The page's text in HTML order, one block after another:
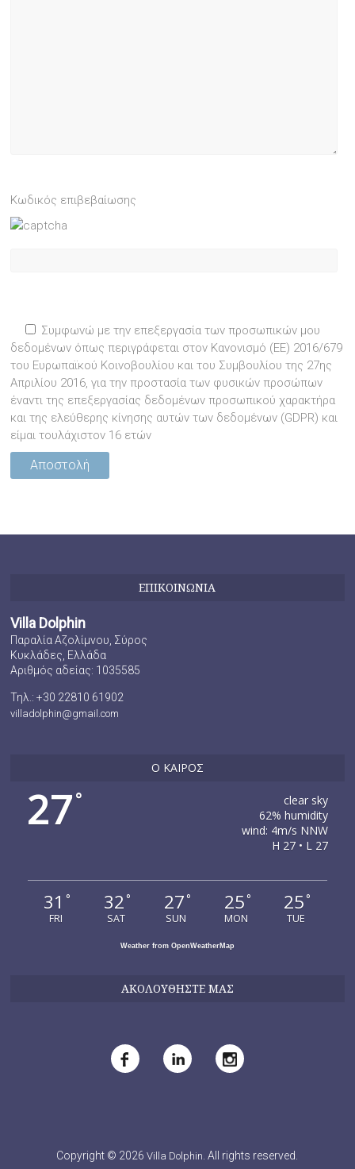
Κωδικός επιβεβαίωσης
Συμφωνώ με την επεξεργασία των προσωπικών μου
δεδομένων όπως περιγράφεται στον Κανονισμό (ΕΕ) 2016/679
του Ευρωπαϊκού Κοινοβουλίου και του Συμβουλίου της 27ης
Απριλίου 2016, για την προστασία των φυσικών προσώπων
έναντι της επεξεργασίας δεδομένων προσωπικού χαρακτήρα
και της ελεύθερης κίνησης αυτών των δεδομένων (GDPR) και
είμαι τουλάχιστον 16 ετών
ΕΠΙΚΟΙΝΩΝΙΑ
Villa Dolphin
Παραλία Αζολίμνου, Σύρος
Κυκλάδες, Ελλάδα
Αριθμός αδείας: 1035585
Τηλ.: +30 22810 61902
villadolphin@gmail.com
Ο ΚΑΙΡΟΣ
27°
clear sky
62% humidity
wind: 4m/s NNW
H 27 • L 27
31 °
FRI
32 °
SAT
27 °
SUN
25 °
MON
25 °
TUE
Weather from OpenWeatherMap
ΑΚΟΛΟΥΘΉΣΤΕ ΜΑΣ
Copyright © 2026Villa Dolphin . All rights reserved.